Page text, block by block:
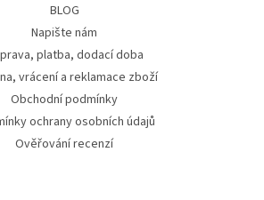
BLOG
Napište nám
platba, dodací doba
vrácení a reklamace zboží
Obchodní podmínky
ochrany osobních údajů
Ověřování recenzí